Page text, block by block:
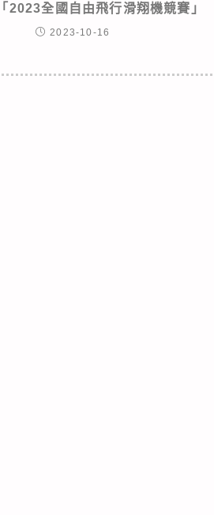
2023全國自由飛行滑翔機競賽」
2023-10-16